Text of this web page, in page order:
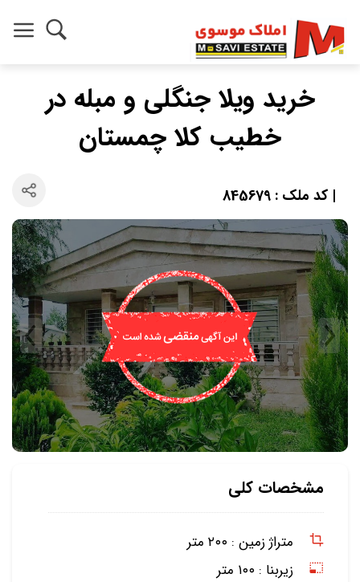
خرید ویلا جنگلی و مبله در
خطیب کلا چمستان
| کد ملک : 845679
مشخصات کلی
متراژ زمین : ۲۰۰ متر
زیربنا : ۱۰۰ متر